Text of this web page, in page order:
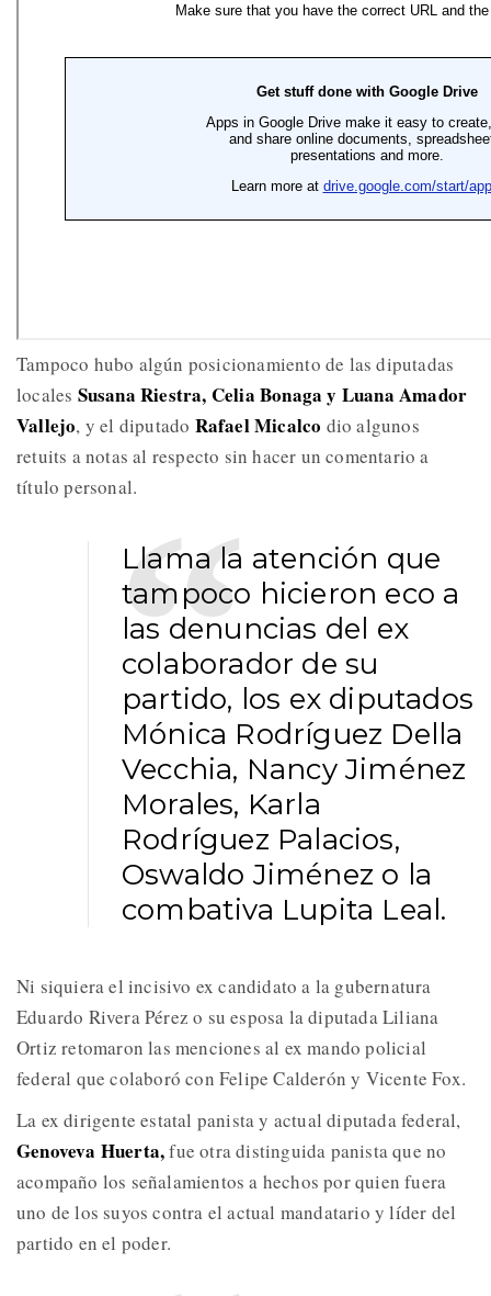
Tampoco hubo algún posicionamiento de las diputadas
locales Susana Riestra, Celia Bonaga y Luana Amador
Vallejo, y el diputado Rafael Micalco dio algunos
retuits a notas al respecto sin hacer un comentario a
título personal.
Llama la atención que
tampoco hicieron eco a
las denuncias del ex
colaborador de su
partido, los ex diputados
Mónica Rodríguez Della
Vecchia, Nancy Jiménez
Morales, Karla
Rodríguez Palacios,
Oswaldo Jiménez o la
combativa Lupita Leal.
Ni siquiera el incisivo ex candidato a la gubernatura
Eduardo Rivera Pérez o su esposa la diputada Liliana
Ortiz retomaron las menciones al ex mando policial
federal que colaboró con Felipe Calderón y Vicente Fox.
La ex dirigente estatal panista y actual diputada federal,
Genoveva Huerta,fue otra distinguida panista que no
acompaño los señalamientos a hechos por quien fuera
uno de los suyos contra el actual mandatario y líder del
partido en el poder.